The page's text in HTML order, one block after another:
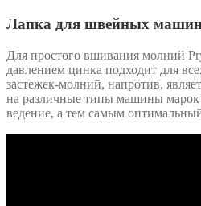
Лапка для швейных машин
Для простого вшивания молний
давлением цинка подходит для
застежек-молний, напротив,
на различные типы машины марок
ведение, а тем самым